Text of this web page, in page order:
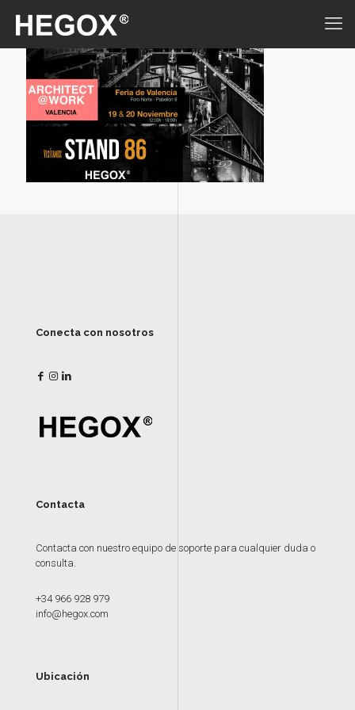
Conecta con nosotros
Contacta
Contacta con nuestro equipo de soporte para cualquier duda o
consulta.
+34 966 928 979
info@hegox.com
Ubicación